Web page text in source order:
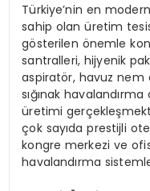
Türkiye’nin en
sahip olan üretim
gösterilen önemle
santralleri, hijyenik
aspiratör, havuz
sığınak havalandırma
üretimi
çok sayıda prestijli
kongre merkezi ve
havalandırma